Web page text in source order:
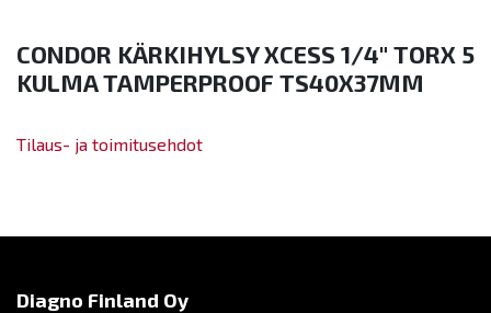
CONDOR KÄRKIHYLSY XCESS 1/4" TORX 5
KULMA TAMPERPROOF TS40X37MM
Tilaus- ja toimitusehdot
Diagno Finland Oy